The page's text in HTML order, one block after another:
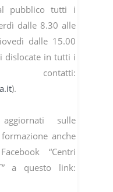
pubblico tutti i
dalle 8.30 alle
dalle 15.00
dislocate in tutti i
contatti:
).
sulle
anche
“Centri
a questo link: